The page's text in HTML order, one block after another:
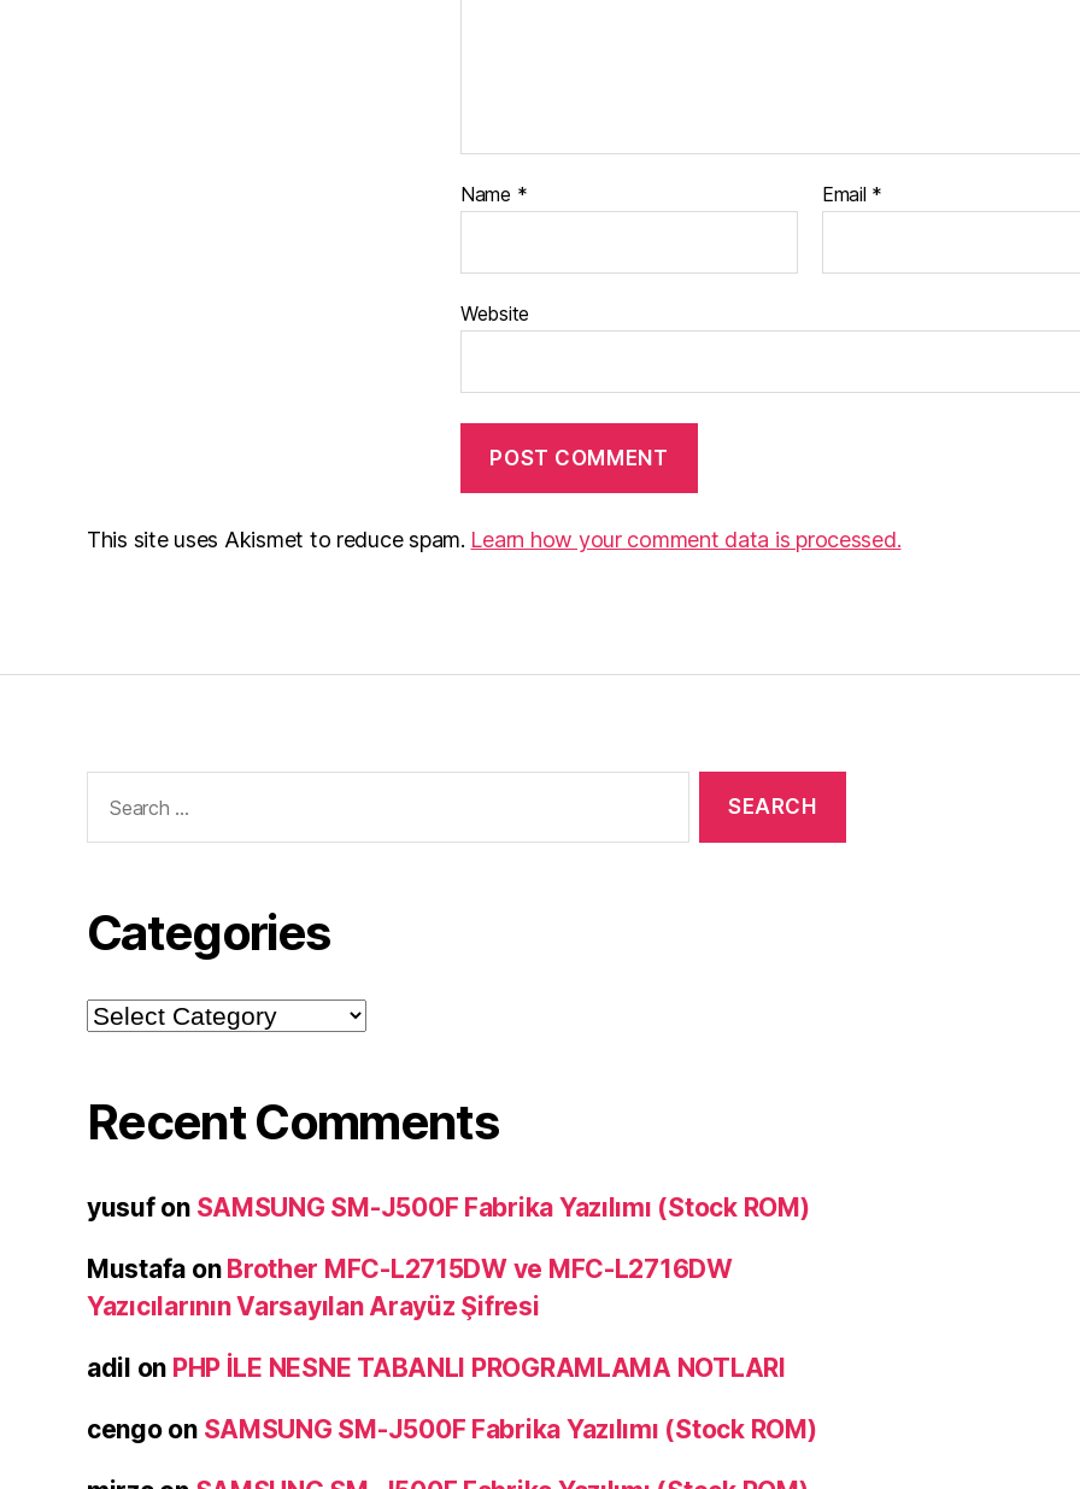
Name * Email *
Website
This site uses Akismet to reduce spam. Learn how your comment data is processed.
for:
Categories
Categories
Recent Comments
yusufon SAMSUNG SM-J500F Fabrika Yazılımı (Stock ROM)
Mustafa on Brother MFC-L2715DW ve MFC-L2716DW
Yazıcılarının Varsayılan Arayüz Şifresi
adil on PHP İLE NESNE TABANLI PROGRAMLAMA NOTLARI
cengoon SAMSUNG SM-J500F Fabrika Yazılımı (Stock ROM)